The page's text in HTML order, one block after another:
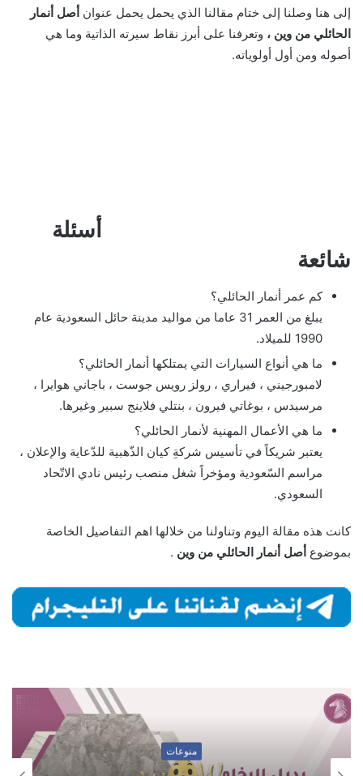
إلى هنا وصلنا إلى ختام مقالنا الذي يحمل يحمل عنوان أصل أنمار
الحائلي من وين ، وتعرفنا على أبرز نقاط سيرته الذاتية وما هي
أصوله ومن أول أولوياته.
أسئلة
شائعة
كم عمر أنمار الحائلي؟
يبلغ من العمر 31 عاما من مواليد مدينة حائل السعودية عام
1990 للميلاد.
ما هي أنواع السيارات التي يمتلكها أنمار الحائلي؟
لامبورجيني ، فيراري ، رولز رويس جوست ، باجاني هوايرا ،
مرسيدس ، بوغاتي فيرون ، بنتلي فلاينج سبير وغيرها.
ما هي الأعمال المهنية لأنمار الحائلي؟
يعتبر شريكاً في تأسيس شركةِ كيان الذّهبية للدّعاية والإعلان ،
مراسم السّعودية ومؤخراً شغل منصب رئيس نادي الاتّحاد
السعودي.
كانت هذه مقالة اليوم وتناولنا من خلالها اهم التفاصيل الخاصة
بموضوع أصل أنمار الحائلي من وين .
منوعات